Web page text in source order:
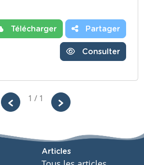
Télécharger Partager
Consulter
1 / 1
Articles